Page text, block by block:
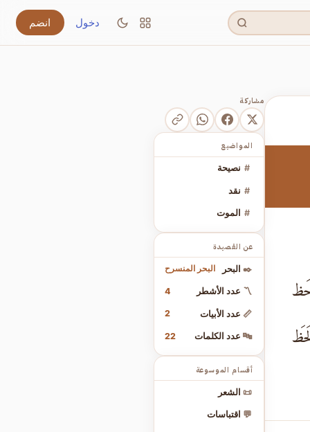
دخول انضم
مشاركة
المواضيع
# نصيحة
# نقد
# الموت
عن القصيدة
✒️ البحر البحر المنسرح
〽️ عدد الأشطر 4
📏 عدد الأبيات 2
🔤 عدد الكلمات 22
أقسام الموسوعة
📜 الشعر
💬 اقتباسات